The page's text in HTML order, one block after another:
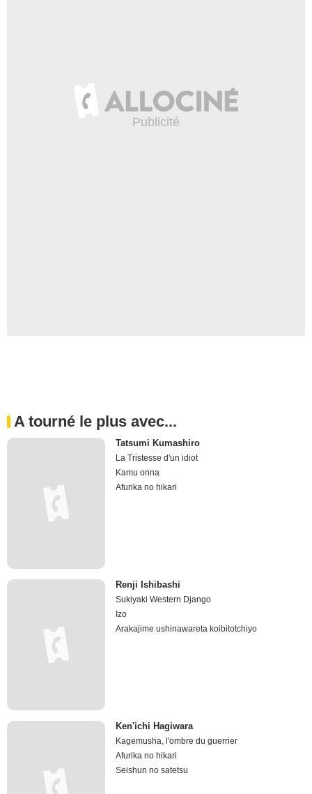
A tourné le plus avec...
Tatsumi Kumashiro
La Tristesse d'un idiot
Kamu onna
Afurika no hikari
Renji Ishibashi
Sukiyaki Western Django
Izo
Arakajime ushinawareta koibitotchiyo
Ken'ichi Hagiwara
Kagemusha, l'ombre du guerrier
Afurika no hikari
Seishun no satetsu